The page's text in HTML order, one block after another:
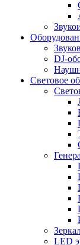
DJ-
Световое
LED